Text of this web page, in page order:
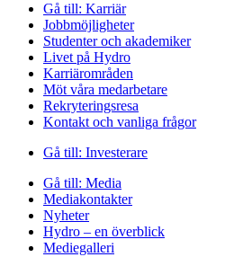
Gå till: Karriär
Jobbmöjligheter
Studenter och akademiker
Livet på Hydro
Karriärområden
Möt våra medarbetare
Rekryteringsresa
Kontakt och vanliga frågor
Gå till: Investerare
Gå till: Media
Mediakontakter
Nyheter
Hydro – en överblick
Mediegalleri